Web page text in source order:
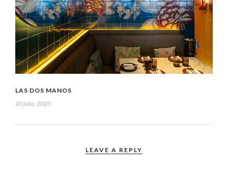
LAS DOS MANOS
20 julio, 2025
LEAVE A REPLY